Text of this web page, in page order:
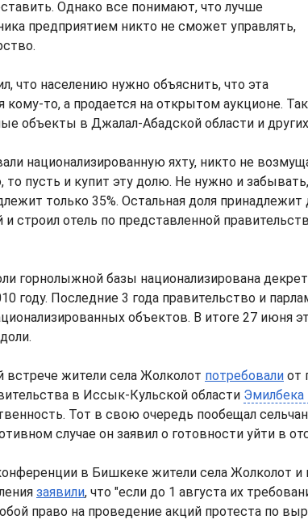
Однако все понимают, что лучше
предприятием никто не сможет управлять,
что населению нужно объяснить, что эта
кому-то, а продается на открытом аукционе.
объекты в Джалал-Абадской области и других
национализированную яхту, никто не
то пусть и купит эту долю. Не нужно и
только 35%. Остальная доля
и строил отель по представленной
горнолыжной базы национализирована
году. Последние 3 года правительство и
объектов. В итоге 27 июня
встрече жители села Жолколот потребовали от
в Иссык-Кульской области Эмилбека
Тот в свою очередь пообещал
случае он заявил о готовности уйти в
в Бишкеке жители села Жолколот и
заявили, что "если до 1 августа их
право на проведение акций протеста по